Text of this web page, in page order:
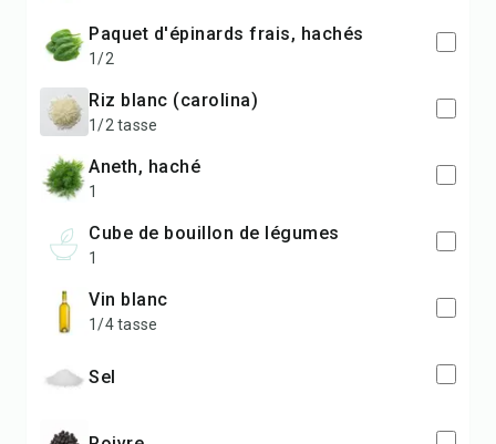
paquet d'épinards frais, hachés
1/2
riz blanc (carolina)
1/2 tasse
aneth, haché
1
cube de bouillon de légumes
1
vin blanc
1/4 tasse
sel